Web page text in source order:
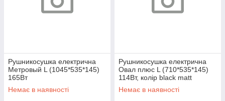
Рушникосушка електрична
Метровый L (1045*535*145)
165Вт
Немає в наявності
Рушникосушка електрична
Овал плюс L (710*535*145)
114Вт, колір black matt
Немає в наявності